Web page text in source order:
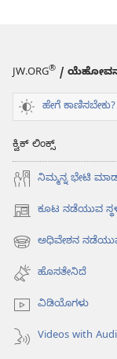
JW.ORG® / ಯೆಹೋವನ
ಹೇಗೆ ಕಾಣಿಸಬೇಕು?
ಕ್ವಿಕ್ ಲಿಂಕ್ಸ್
ನಿಮ್ಮನ್ನ ಭೇಟಿ
ಕೂಟ ನಡೆಯುವ
(opens
new
window)
ಅಧಿವೇಶನ ನಡೆಯುವ
(opens
new
window)
ಹೊಸತೇನಿದೆ
ವಿಡಿಯೊಗಳು
Videos with